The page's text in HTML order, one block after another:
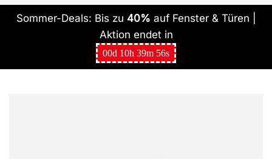
Sommer-Deals: Bis zu 40% auf Fenster & Türen |
Aktion endet in
00d 10h 39m 55s